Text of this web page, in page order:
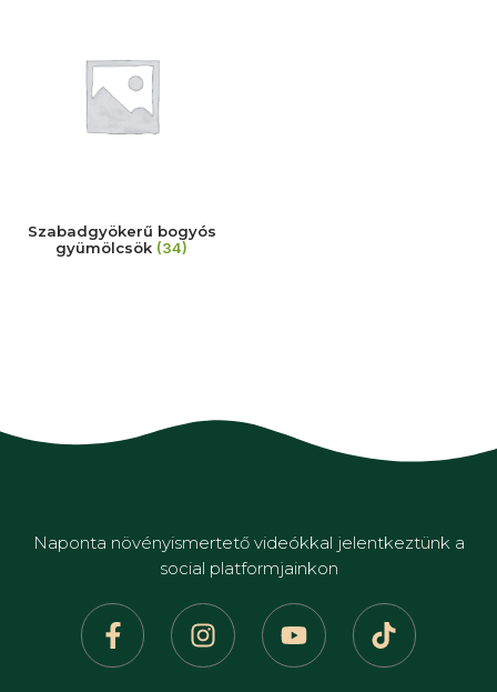
Szabadgyökerű bogyós
gyümölcsök (34)
Naponta növényismertető videókkal jelentkeztünk a
social platformjainkon